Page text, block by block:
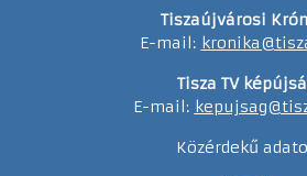
Tiszaújvárosi
E-mail:
Tisza TV
E-mail:
Közérdekű